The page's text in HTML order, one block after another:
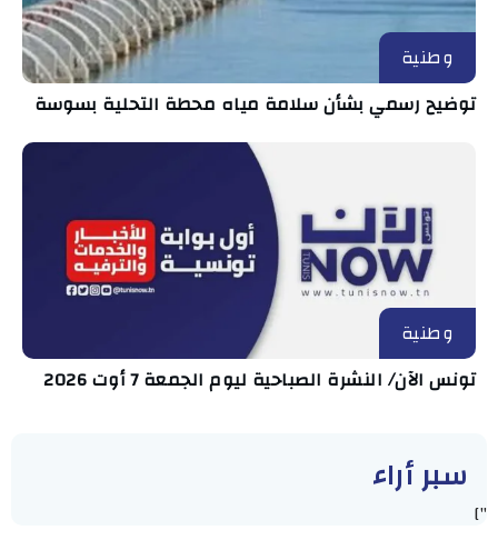
وطنية
توضيح رسمي بشأن سلامة مياه محطة التحلية بسوسة
وطنية
تونس الآن/ النشرة الصباحية ليوم الجمعة 7 أوت 2026
سبر أراء
"]